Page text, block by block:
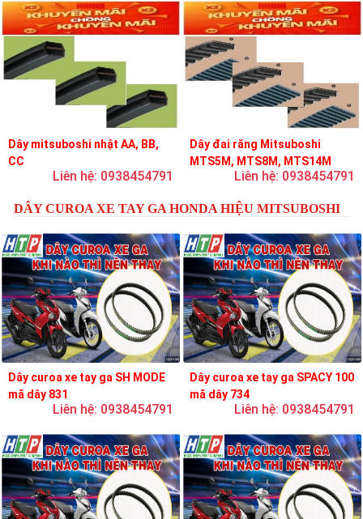
Dây mitsuboshi nhật AA, BB,
CC
Liên hệ: 0938454791
Dây đai răng Mitsuboshi
MTS5M, MTS8M, MTS14M
Liên hệ: 0938454791
DÂY CUROA XE TAY GA HONDA HIỆU MITSUBOSHI
Dây curoa xe tay ga SH MODE
mã dây 831
Liên hệ: 0938454791
Dây curoa xe tay ga SPACY 100
mã dây 734
Liên hệ: 0938454791